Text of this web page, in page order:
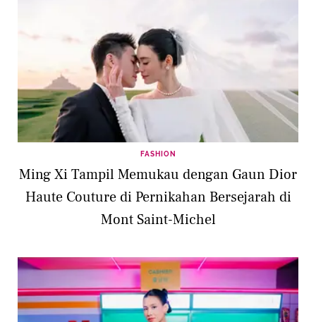
FASHION
Ming Xi Tampil Memukau dengan Gaun Dior
Haute Couture di Pernikahan Bersejarah di
Mont Saint-Michel